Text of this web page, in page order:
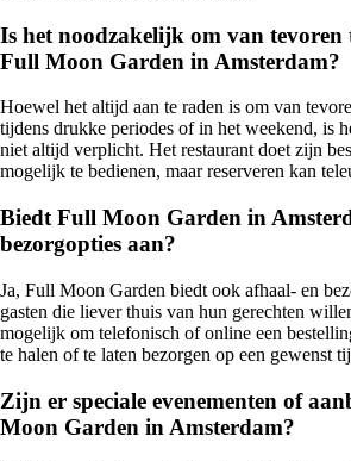
Is het noodzakelijk om van tevoren
Full Moon Garden in Amsterdam?
Hoewel het altijd aan te raden is om van
tijdens drukke periodes of in het weekend, is
niet altijd verplicht. Het restaurant doet zijn
mogelijk te bedienen, maar reserveren kan
Biedt Full Moon Garden in
bezorgopties aan?
Ja, Full Moon Garden biedt ook afhaal- en
gasten die liever thuis van hun gerechten
mogelijk om telefonisch of online een
te halen of te laten bezorgen op een gewenst
Zijn er speciale evenementen of
Moon Garden in Amsterdam?